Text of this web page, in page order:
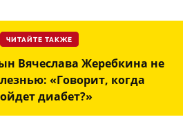
ЧИТАЙТЕ ТАКЖЕ
Вячеслава Жеребкина не
«Говорит, когда
диабет?»